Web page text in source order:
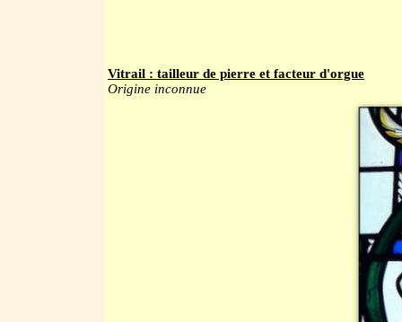
Vitrail : tailleur de pierre et facteur d'orgue
Origine inconnue